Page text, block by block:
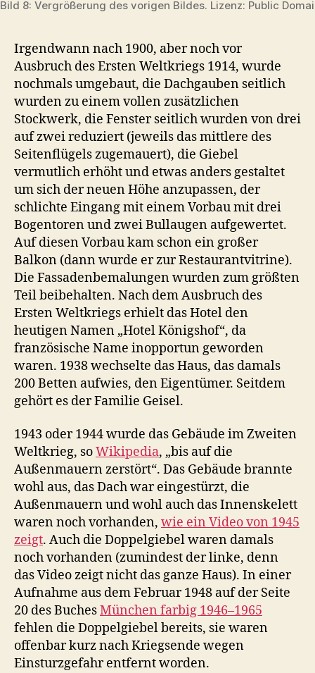
Bild 8: Vergrößerung des vorigen Bildes. Lizenz: Public
Irgendwann nach 1900, aber noch vor
Ausbruch des Ersten Weltkriegs 1914, wurde
nochmals umgebaut, die Dachgauben seitlich
wurden zu einem vollen zusätzlichen
Stockwerk, die Fenster seitlich wurden von drei
auf zwei reduziert (jeweils das mittlere des
Seitenflügels zugemauert), die Giebel
vermutlich erhöht und etwas anders gestaltet
um sich der neuen Höhe anzupassen, der
schlichte Eingang mit einem Vorbau mit drei
Bogentoren und zwei Bullaugen aufgewertet.
Auf diesen Vorbau kam schon ein großer
Balkon (dann wurde er zur Restaurantvitrine).
Die Fassadenbemalungen wurden zum größten
Teil beibehalten. Nach dem Ausbruch des
Ersten Weltkriegs erhielt das Hotel den
heutigen Namen „Hotel Königshof“, da
französische Name inopportun geworden
waren. 1938 wechselte das Haus, das damals
200 Betten aufwies, den Eigentümer. Seitdem
gehört es der Familie Geisel.
1943 oder 1944 wurde das Gebäude im Zweiten
Weltkrieg, soWikipedia, „bis auf die
Außenmauern zerstört“. Das Gebäude brannte
wohl aus, das Dach war eingestürzt, die
Außenmauern und wohl auch das Innenskelett
waren noch vorhanden, wie ein Video von 1945
zeigt. Auch die Doppelgiebel waren damals
noch vorhanden (zumindest der linke, denn
das Video zeigt nicht das ganze Haus). In einer
Aufnahme aus dem Februar 1948 auf der Seite
20 des BuchesMünchen farbig 1946–1965
fehlen die Doppelgiebel bereits, sie waren
offenbar kurz nach Kriegsende wegen
Einsturzgefahr entfernt worden.